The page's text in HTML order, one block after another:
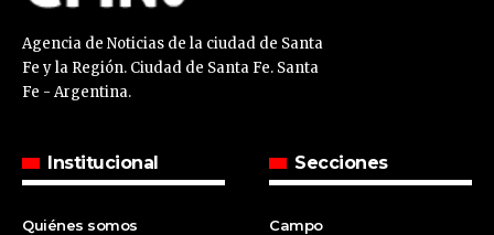
Agencia de Noticias de la ciudad de Santa
Fe y la Región. Ciudad de Santa Fe. Santa
Fe - Argentina.
Institucional
Quiénes somos
Secciones
Campo